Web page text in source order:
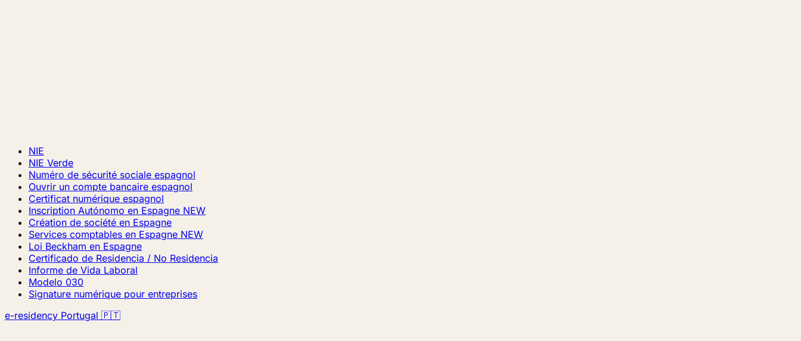
NIE
NIE Verde
Numéro de sécurité sociale espagnol
Ouvrir un compte bancaire espagnol
Certificat numérique espagnol
Inscription Autónomo en Espagne NEW
Création de société en Espagne
Services comptables en Espagne NEW
Loi Beckham en Espagne
Certificado de Residencia / No Residencia
Informe de Vida Laboral
Modelo 030
Signature numérique pour entreprises
e-residency Portugal 🇵🇹